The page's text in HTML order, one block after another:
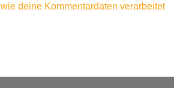
deine Kommentardaten verarbeitet